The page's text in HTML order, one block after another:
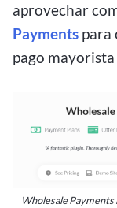
aprovechar
Payments para
pago
Wholesale